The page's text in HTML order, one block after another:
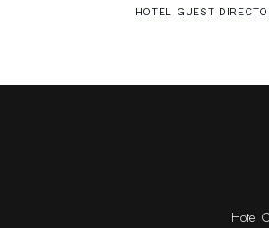
HOTEL GUEST
Hotel